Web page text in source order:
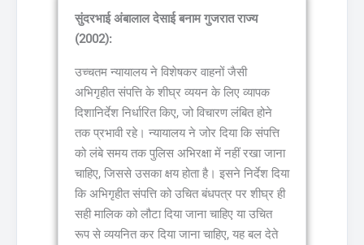
सुंदरभाई अंबालाल देसाई बनाम गुजरात राज्य
(2002):
उच्चतम न्यायालय ने विशेषकर वाहनों जैसी
अभिगृहीत संपत्ति के शीघ्र व्ययन के लिए व्यापक
दिशानिर्देश निर्धारित किए, जो विचारण लंबित होने
तक प्रभावी रहे। न्यायालय ने जोर दिया कि संपत्ति
को लंबे समय तक पुलिस अभिरक्षा में नहीं रखा जाना
चाहिए, जिससे उसका क्षय होता है। इसने निर्देश दिया
कि अभिगृहीत संपत्ति को उचित बंधपत्र पर शीघ्र ही
सही मालिक को लौटा दिया जाना चाहिए या उचित
रूप से व्ययनित कर दिया जाना चाहिए, यह बल देते